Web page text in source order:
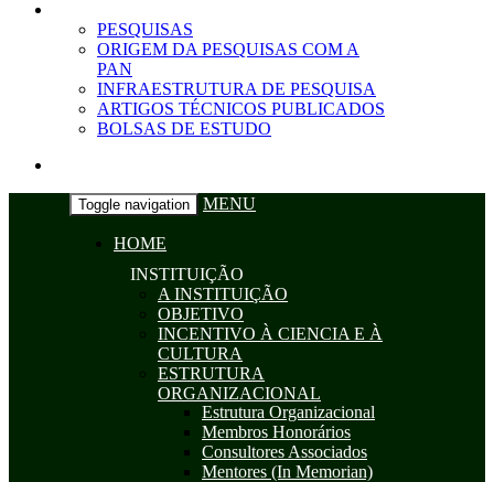
PESQUISAS
ORIGEM DA PESQUISAS COM A
PAN
INFRAESTRUTURA DE PESQUISA
ARTIGOS TÉCNICOS PUBLICADOS
BOLSAS DE ESTUDO
Toggle navigation MENU
HOME
INSTITUIÇÃO
A INSTITUIÇÃO
OBJETIVO
INCENTIVO À CIENCIA E À
CULTURA
ESTRUTURA
ORGANIZACIONAL
Estrutura Organizacional
Membros Honorários
Consultores Associados
Mentores (In Memorian)